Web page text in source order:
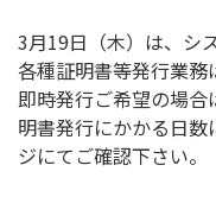
3月19日（木）は、シ
各種証明書等発行業務
即時発行ご希望の場
明書発行にかかる日
ジにてご確認下さい。